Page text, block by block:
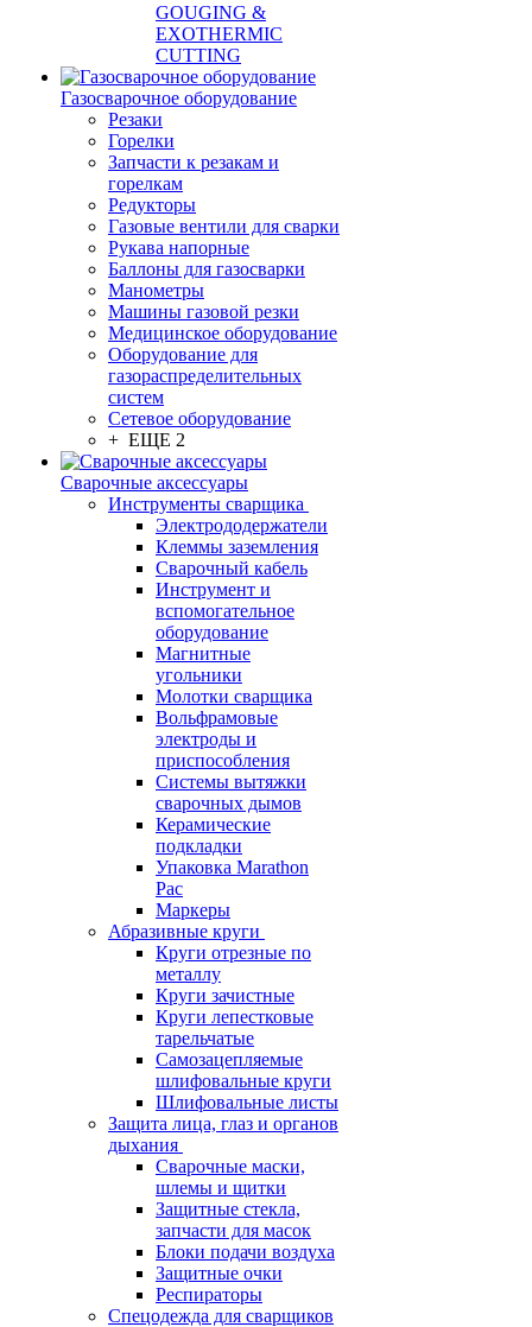
GOUGING &
EXOTHERMIC
CUTTING
Газосварочное оборудование
Резаки
Горелки
Запчасти к резакам и
горелкам
Редукторы
Газовые вентили для сварки
Рукава напорные
Баллоны для газосварки
Манометры
Машины газовой резки
Медицинское оборудование
Оборудование для
газораспределительных
систем
Сетевое оборудование
+ ЕЩЕ 2
Сварочные аксессуары
Инструменты сварщика
Электрододержатели
Клеммы заземления
Сварочный кабель
Инструмент и
вспомогательное
оборудование
Магнитные
угольники
Молотки сварщика
Вольфрамовые
электроды и
приспособления
Системы вытяжки
сварочных дымов
Керамические
подкладки
Упаковка Marathon
Pac
Маркеры
Абразивные круги
Круги отрезные по
металлу
Круги зачистные
Круги лепестковые
тарельчатые
Самозацепляемые
шлифовальные круги
Шлифовальные листы
Защита лица, глаз и органов
дыхания
Сварочные маски,
шлемы и щитки
Защитные стекла,
запчасти для масок
Блоки подачи воздуха
Защитные очки
Респираторы
Спецодежда для сварщиков